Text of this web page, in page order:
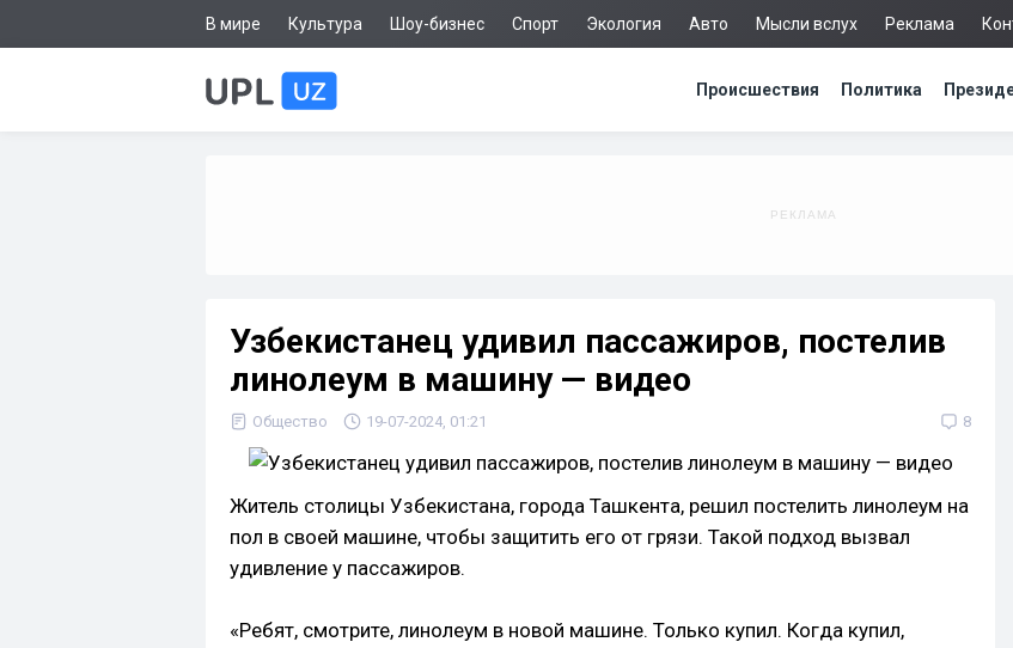
В мире Культура Шоу-бизнес Спорт Экология Авто Мысли вслух Реклама
Происшествия Политика
Узбекистанец удивил пассажиров, постелив
линолеум в машину — видео
Общество 19-07-2024, 01:21 8
Житель столицы Узбекистана, города Ташкента, решил постелить линолеум на
пол в своей машине, чтобы защитить его от грязи. Такой подход вызвал
удивление у пассажиров.
«Ребят, смотрите, линолеум в новой машине. Только купил. Когда купил,